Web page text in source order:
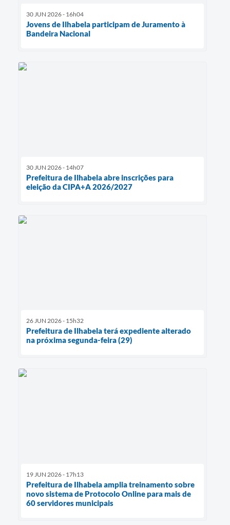
30 JUN 2026 - 16h04
Jovens de Ilhabela participam de Juramento à
Bandeira Nacional
30 JUN 2026 - 14h07
Prefeitura de Ilhabela abre inscrições para
eleição da CIPA+A 2026/2027
26 JUN 2026 - 15h32
Prefeitura de Ilhabela terá expediente alterado
na próxima segunda-feira (29)
19 JUN 2026 - 17h13
Prefeitura de Ilhabela amplia treinamento sobre
novo sistema de Protocolo Online para mais de
60 servidores municipais